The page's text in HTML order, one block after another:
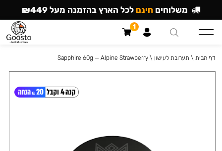
דף הבית \ תערובת לעישון \
Sapphire 60g — Alpine Strawberry
משלוחים חינם לכל הארץ בהזמנה מעל ₪449
1